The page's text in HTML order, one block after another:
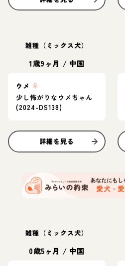
雑種（ミックス犬）
1歳9ヶ月 / 中国
ウメ ♀
少し怖がりなウメちゃん
(2024-DS138)
詳細を見る
雑種（ミックス犬）
0歳5ヶ月 / 中国